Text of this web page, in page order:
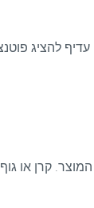
להציג
קרן או